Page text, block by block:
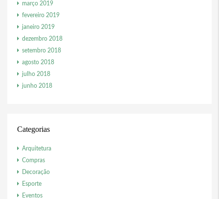
março 2019
fevereiro 2019
janeiro 2019
dezembro 2018
setembro 2018
agosto 2018
julho 2018
junho 2018
Categorias
Arquitetura
Compras
Decoração
Esporte
Eventos